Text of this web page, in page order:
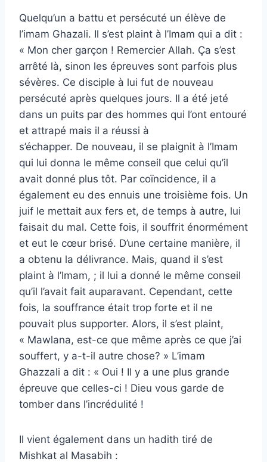
Quelqu’un a battu et persécuté un élève de
l’imam Ghazali. Il s’est plaint à l’Imam qui a dit :
« Mon cher garçon ! Remercier Allah. Ça s’est
arrêté là, sinon les épreuves sont parfois plus
sévères. Ce disciple à lui fut de nouveau
persécuté après quelques jours. Il a été jeté
dans un puits par des hommes qui l’ont entouré
et attrapé mais il a réussi à
s’échapper. De nouveau, il se plaignit à l’Imam
qui lui donna le même conseil que celui qu’il
avait donné plus tôt. Par coïncidence, il a
également eu des ennuis une troisième fois. Un
juif le mettait aux fers et, de temps à autre, lui
faisait du mal. Cette fois, il souffrit énormément
et eut le cœur brisé. D’une certaine manière, il
a obtenu la délivrance. Mais, quand il s’est
plaint à l’Imam, ; il lui a donné le même conseil
qu’il l’avait fait auparavant. Cependant, cette
fois, la souffrance était trop forte et il ne
pouvait plus supporter. Alors, il s’est plaint,
« Mawlana, est-ce que même après ce que j’ai
souffert, y a-t-il autre chose? » L’imam
Ghazzali a dit : « Oui ! Il y a une plus grande
épreuve que celles-ci ! Dieu vous garde de
tomber dans l’incrédulité !
Il vient également dans un hadith tiré de
Mishkat al Masabih :